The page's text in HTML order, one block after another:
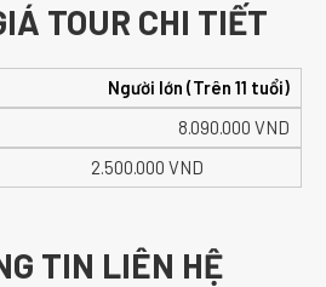
TOUR CHI TIẾT
Người lớn (Trên 11 tuổi)
8.090.000 VND
2.500.000 VND
TIN LIÊN HỆ